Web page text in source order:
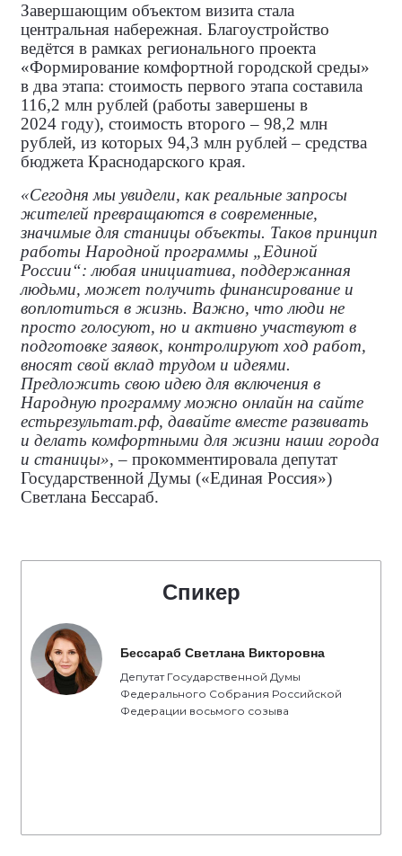
Завершающим объектом визита стала
центральная набережная. Благоустройство
ведётся в рамках регионального проекта
«Формирование комфортной городской среды»
в два этапа: стоимость первого этапа составила
116,2 млн рублей (работы завершены в
2024 году), стоимость второго – 98,2 млн
рублей, из которых 94,3 млн рублей – средства
бюджета Краснодарского края.
«Сегодня мы увидели, как реальные запросы
жителей превращаются в современные,
значимые для станицы объекты. Таков принцип
работы Народной программы „Единой
России“: любая инициатива, поддержанная
людьми, может получить финансирование и
воплотиться в жизнь. Важно, что люди не
просто голосуют, но и активно участвуют в
подготовке заявок, контролируют ход работ,
вносят свой вклад трудом и идеями.
Предложить свою идею для включения в
Народную программу можно онлайн на сайте
естьрезультат.рф, давайте вместе развивать
и делать комфортными для жизни наши города
и станицы», – прокомментировала депутат
Государственной Думы («Единая Россия»)
Светлана Бессараб.
Спикер
Бессараб Светлана Викторовна
Депутат Государственной Думы
Федерального Собрания Российской
Федерации восьмого созыва